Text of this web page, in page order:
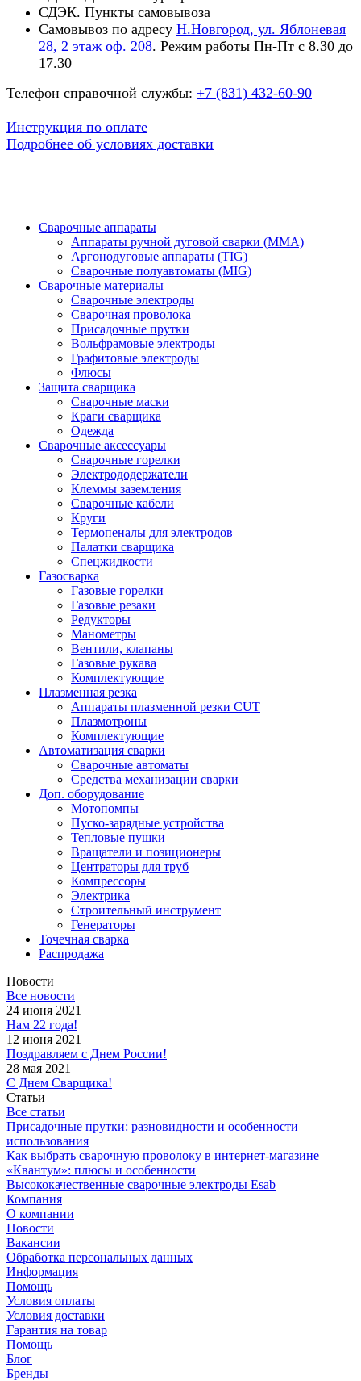
СДЭК. Пункты самовывоза
Самовывоз по адресу Н.Новгород, ул. Яблоневая
28, 2 этаж оф. 208. Режим работы Пн-Пт с 8.30 до
17.30
Телефон справочной службы: +7 (831) 432-60-90
Инструкция по оплате
Подробнее об условиях доставки
Сварочные аппараты
Аппараты ручной дуговой сварки (MMA)
Аргонодуговые аппараты (TIG)
Сварочные полуавтоматы (MIG)
Сварочные материалы
Сварочные электроды
Сварочная проволока
Присадочные прутки
Вольфрамовые электроды
Графитовые электроды
Флюсы
Защита сварщика
Сварочные маски
Краги сварщика
Одежда
Сварочные аксессуары
Сварочные горелки
Электрододержатели
Клеммы заземления
Сварочные кабели
Круги
Термопеналы для электродов
Палатки сварщика
Спецжидкости
Газосварка
Газовые горелки
Газовые резаки
Редукторы
Манометры
Вентили, клапаны
Газовые рукава
Комплектующие
Плазменная резка
Аппараты плазменной резки CUT
Плазмотроны
Комплектующие
Автоматизация сварки
Сварочные автоматы
Средства механизации сварки
Доп. оборудование
Мотопомпы
Пуско-зарядные устройства
Тепловые пушки
Вращатели и позиционеры
Центраторы для труб
Компрессоры
Электрика
Строительный инструмент
Генераторы
Точечная сварка
Распродажа
Новости
Все новости
24 июня 2021
Нам 22 года!
12 июня 2021
Поздравляем с Днем России!
28 мая 2021
С Днем Сварщика!
Статьи
Все статьи
Присадочные прутки: разновидности и особенности
использования
Как выбрать сварочную проволоку в интернет-магазине
«Квантум»: плюсы и особенности
Высококачественные сварочные электроды Esab
Компания
О компании
Новости
Вакансии
Обработка персональных данных
Информация
Помощь
Условия оплаты
Условия доставки
Гарантия на товар
Помощь
Блог
Бренды